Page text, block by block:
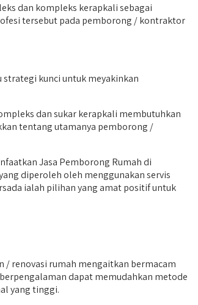
dan kompleks kerapkali sebagai
tersebut pada pemborong / kontraktor
kunci untuk meyakinkan
dan sukar kerapkali membutuhkan
tentang utamanya pemborong /
Jasa Pemborong Rumah di
diperoleh oleh menggunakan servis
ialah pilihan yang amat positif untuk
/ renovasi rumah mengaitkan bermacam
dapat memudahkan metode
yang tinggi.